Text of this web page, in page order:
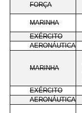
FORÇA
MARINHA
EXÉRCITO
AERONÁUTICA
MARINHA
EXÉRCITO
AERONÁUTICA